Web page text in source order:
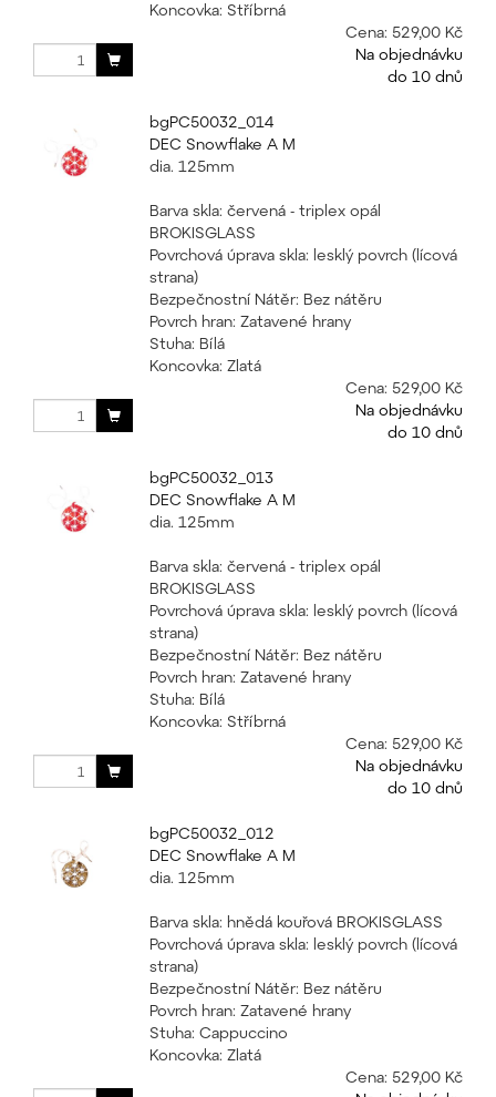
Koncovka: Stříbrná
Cena: 529,00 Kč
Na objednávku
do 10 dnů
bgPC50032_014
DEC Snowflake A M
dia. 125mm
Barva skla: červená - triplex opál
BROKISGLASS
Povrchová úprava skla: lesklý povrch (lícová
strana)
Bezpečnostní Nátěr: Bez nátěru
Povrch hran: Zatavené hrany
Stuha: Bílá
Koncovka: Zlatá
Cena: 529,00 Kč
Na objednávku
do 10 dnů
bgPC50032_013
DEC Snowflake A M
dia. 125mm
Barva skla: červená - triplex opál
BROKISGLASS
Povrchová úprava skla: lesklý povrch (lícová
strana)
Bezpečnostní Nátěr: Bez nátěru
Povrch hran: Zatavené hrany
Stuha: Bílá
Koncovka: Stříbrná
Cena: 529,00 Kč
Na objednávku
do 10 dnů
bgPC50032_012
DEC Snowflake A M
dia. 125mm
Barva skla: hnědá kouřová BROKISGLASS
Povrchová úprava skla: lesklý povrch (lícová
strana)
Bezpečnostní Nátěr: Bez nátěru
Povrch hran: Zatavené hrany
Stuha: Cappuccino
Koncovka: Zlatá
Cena: 529,00 Kč